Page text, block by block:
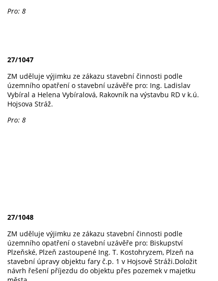
Pro: 8
27/1047
ZM uděluje výjimku ze zákazu stavební činnosti podle
územního opatření o stavební uzávěře pro: Ing. Ladislav
Vybíral a Helena Vybíralová, Rakovník na výstavbu RD v k.ú.
Hojsova Stráž.
Pro: 8
27/1048
ZM uděluje výjimku ze zákazu stavební činnosti podle
územního opatření o stavební uzávěře pro: Biskupství
Plzeňské, Plzeň zastoupené Ing. T. Kostohryzem, Plzeň na
stavební úpravy objektu fary č.p. 1 v Hojsově Stráži.Doložit
návrh řešení příjezdu do objektu přes pozemek v majetku